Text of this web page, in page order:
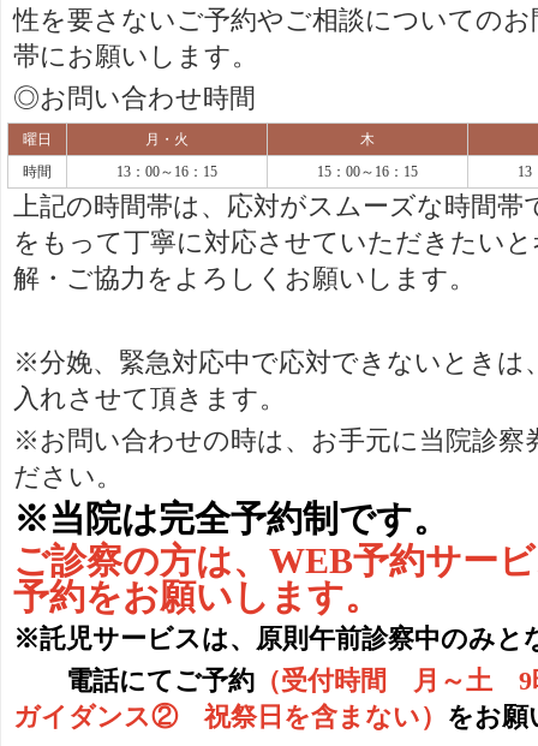
性を要さないご予約やご相談についての
帯にお願いします。
◎お問い合わせ時間
曜日 月・火
木
時間
13：00～16：15 15：00～16：15 13
上記の時間帯は、応対がスムーズな時間帯
をもって丁寧に対応させていただきたい
解・ご協力をよろしくお願いします。
※分娩、緊急対応中で応対できないときは
入れさせて頂きます。
※お問い合わせの時は、お手元に当院診察
ださい。
※当院は完全予約制です。
ご診察の方は、WEB予約サー
予約をお願いします。
※託児サービスは、原則午前診察中のみと
電話にてご予約 （受付時間 月～土
ガイダンス② 祝祭日を含まない） をお願